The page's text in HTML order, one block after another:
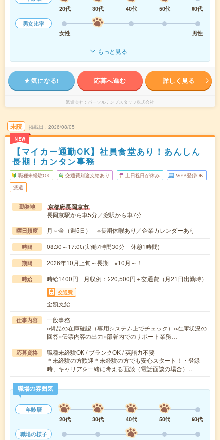
20代
30代 40代 50代
60代
男女比率
女性
男性
もっと見る
気になる! 応募へ進む 詳しく見る
派遣会社 パーソルテンプスタッフ株式会社
未読
NEW
掲載日 2026/08/05
【マイカー通勤OK】社員食堂あり！あんしん
長期！カンタン事務
職種未経験OK 交通費別途支給あり 土日祝日が休み WEB登録OK
派遣
勤務地 京都府長岡京市
長岡京駅から車5分／淀駅から車7分
曜日頻度 月～金（週5日） ※長期休暇あり／企業カレンダーあり
時間 08:30～17:00(実働7時間30分 休憩1時間)
期間 2026年10月上旬～長期 ※10月～！
時給 時給1400円 月収例：220,500円＋交通費（月21日出勤時）
交通費
全額支給
仕事内容
一般事務
○備品の在庫確認（専用システム上でチェック）○在庫状況の
回答○伝票内容の出力○部署内でのサポート業務…
応募資格
職種未経験OK / ブランクOK / 英語力不要
＊未経験の方歓迎＊未経験の方でも安心スタート！・登録
時、キャリアを一緒に考える面談（電話面談の場合）…
職場の雰囲気
年齢層
20代
30代 40代 50代
60代
職場の様子